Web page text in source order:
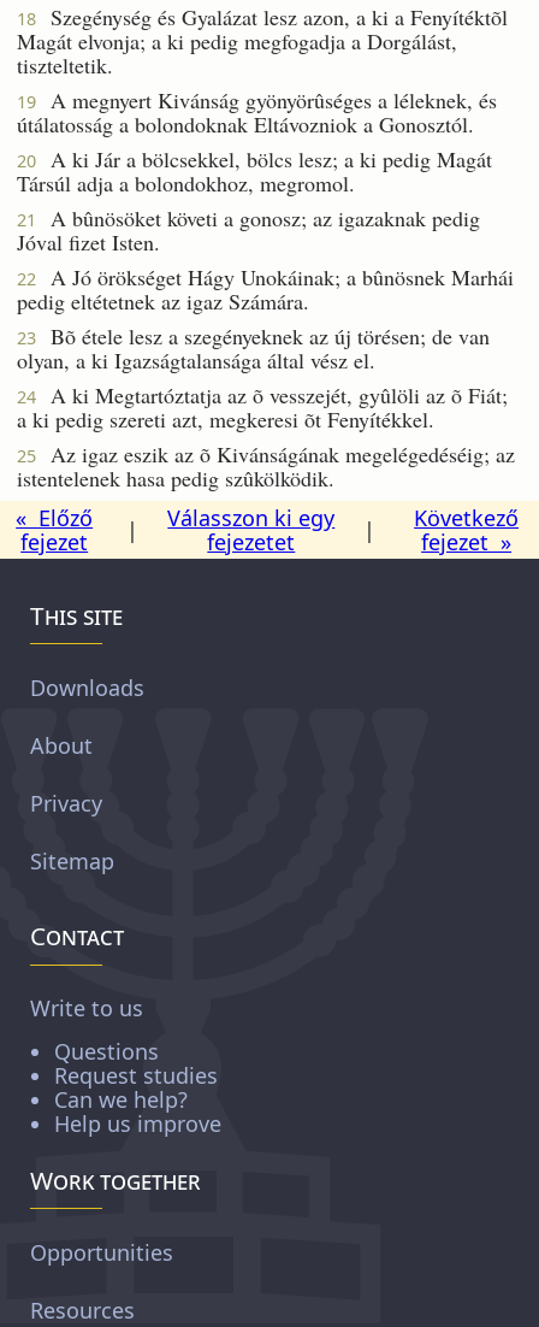
18
Szegénység és Gyalázat lesz azon, a ki a Fenyítéktõl
Magát elvonja; a ki pedig megfogadja a Dorgálást,
tiszteltetik.
19
A megnyert Kivánság gyönyörûséges a léleknek, és
útálatosság a bolondoknak Eltávozniok a Gonosztól.
20
A ki Jár a bölcsekkel, bölcs lesz; a ki pedig Magát
Társúl adja a bolondokhoz, megromol.
21
A bûnösöket követi a gonosz; az igazaknak pedig
Jóval fizet Isten.
22
A Jó örökséget Hágy Unokáinak; a bûnösnek Marhái
pedig eltétetnek az igaz Számára.
23
Bõ étele lesz a szegényeknek az új törésen; de van
olyan, a ki Igazságtalansága által vész el.
24
A ki Megtartóztatja az õ vesszejét, gyûlöli az õ Fiát;
a ki pedig szereti azt, megkeresi õt Fenyítékkel.
25
Az igaz eszik az õ Kivánságának megelégedéséig; az
istentelenek hasa pedig szûkölködik.
« Előző
fejezet
|
Válasszon ki egy
fejezetet
|
Következő
fejezet »
This site
Downloads
About
Privacy
Sitemap
Contact
Write to us
Questions
Request studies
Can we help?
Help us improve
Work together
Opportunities
Resources